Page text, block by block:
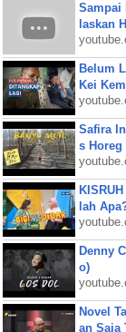
Sampai
laskan
Belum
Kei
Safira
s Horeg
lah
Denny
o)
Novel
an Saja